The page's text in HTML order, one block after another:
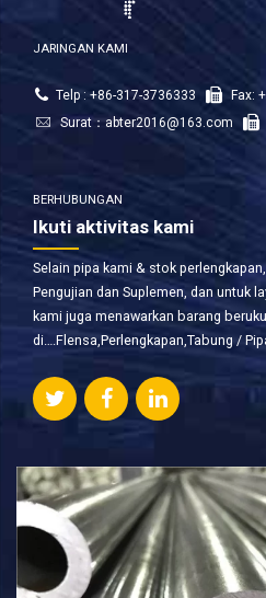
JARINGAN KAMI
Telp : +86-317-3736333
Fax:
Surat： abter2016@163.com
BERHUBUNGAN
Ikuti aktivitas kami
Selain pipa kami & stok
Pengujian dan Suplemen, dan untuk
kami juga menawarkan barang
di….Flensa,Perlengkapan,Tabung /